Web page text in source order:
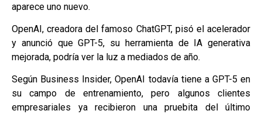
aparece uno nuevo.
OpenAI, creadora del famoso ChatGPT, pisó el acelerador
y anunció que GPT-5, su herramienta de IA generativa
mejorada, podría ver la luz a mediados de año.
Según Business Insider, OpenAI todavía tiene a GPT-5 en
su campo de entrenamiento, pero algunos clientes
empresariales ya recibieron una pruebita del último